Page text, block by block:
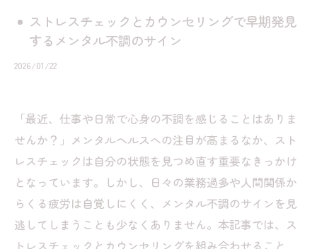
ストレスチェックとカウンセリングで早期発見
するメンタル不調のサイン
2026/01/22
「最近、仕事や日常で心身の不調を感じることはありま
せんか？」メンタルヘルスへの注目が高まるなか、スト
レスチェックは自分の状態を見つめ直す重要なきっかけ
となっています。しかし、日々の業務過多や人間関係か
らくる疲労は自覚しにくく、メンタル不調のサインを見
逃してしまうことも少なくありません。本記事では、ス
トレスチェックとカウンセリングを組み合わせること